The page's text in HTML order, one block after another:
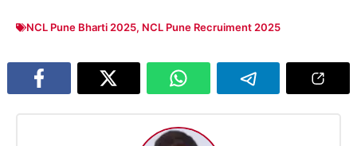
NCL Pune Bharti 2025, NCL Pune Recruiment 2025